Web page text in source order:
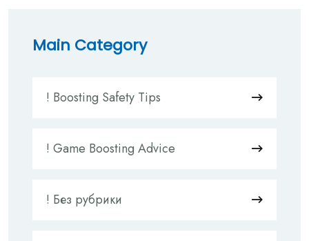
Main Category
! Boosting Safety Tips
! Game Boosting Advice
! Без рубрики